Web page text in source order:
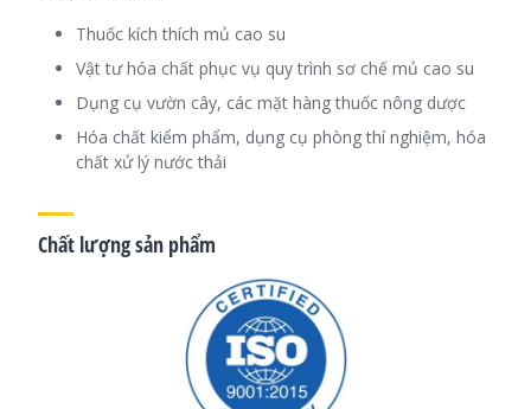
Thuốc kích thích mủ cao su
Vật tư hóa chất phục vụ quy trình sơ chế mủ cao su
Dụng cụ vườn cây, các mặt hàng thuốc nông dược
Hóa chất kiểm phẩm, dụng cụ phòng thí nghiệm, hóa
chất xử lý nước thải
Chất lượng sản phẩm